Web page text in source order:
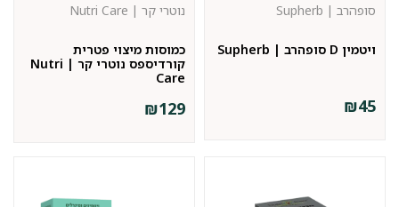
ויטמין D סופהרב | Supherb
סופהרב | Supherb
₪45
כמוסות מיצוי פטרית
קורדיספס נוטרי קר | Nutri
Care
נוטרי קר | Nutri Care
₪129